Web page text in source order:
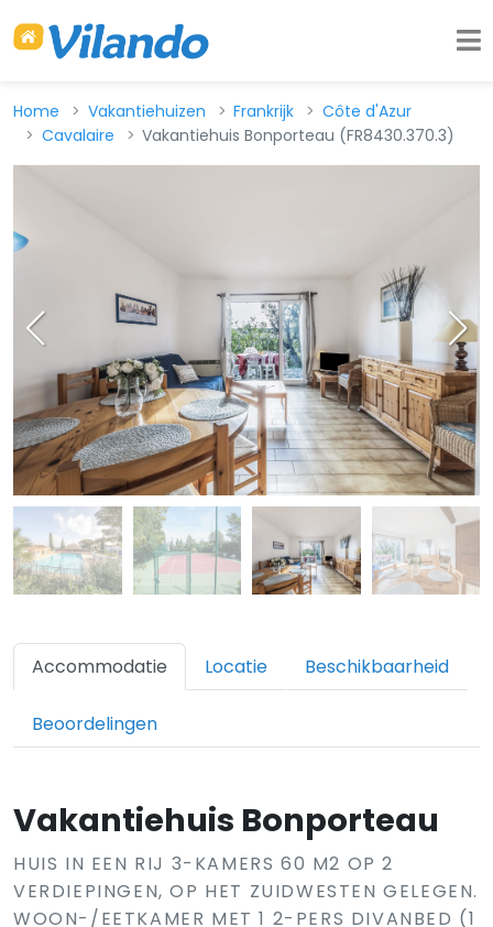
Home Vakantiehuizen Frankrijk
Côte d'Azur
Cavalaire
Vakantiehuis Bonporteau (FR8430.370.3)
Accommodatie Locatie Beschikbaarheid
Beoordelingen
Vakantiehuis Bonporteau
HUIS IN EEN RIJ 3-KAMERS 60 M2 OP 2
VERDIEPINGEN, OP HET ZUIDWESTEN GELEGEN.
WOON-/EETKAMER MET 1 2-PERS DIVANBED (1